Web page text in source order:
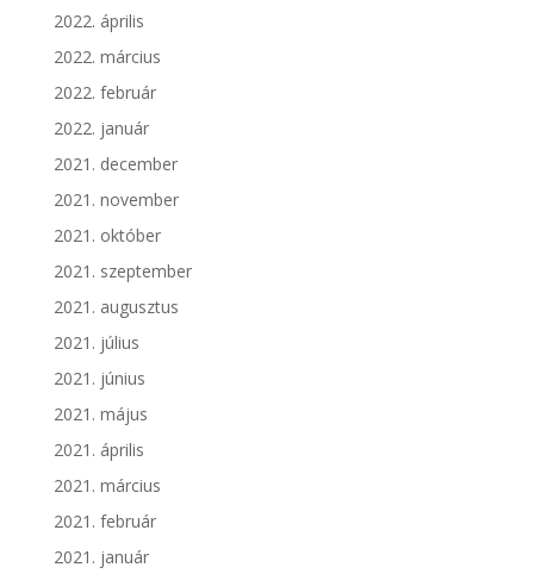
2022. április
2022. március
2022. február
2022. január
2021. december
2021. november
2021. október
2021. szeptember
2021. augusztus
2021. július
2021. június
2021. május
2021. április
2021. március
2021. február
2021. január